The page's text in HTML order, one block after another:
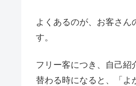
よくあるのが、お客さ
す。
フリー客につき、自己
替わる時になると、「よ